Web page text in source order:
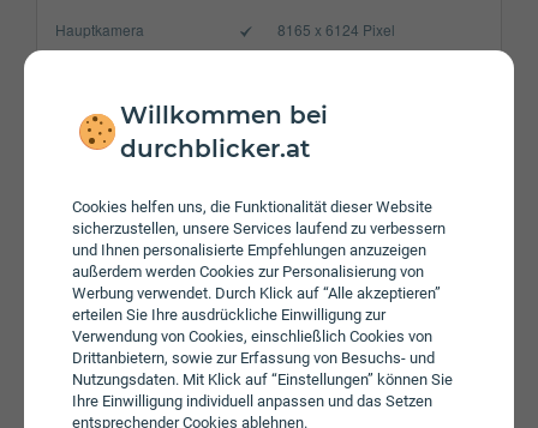
Willkommen bei
durchblicker.at
Cookies helfen uns, die Funktionalität dieser Website
sicherzustellen, unsere Services laufend zu verbessern
und Ihnen personalisierte Empfehlungen anzuzeigen
außerdem werden Cookies zur Personalisierung von
Werbung verwendet. Durch Klick auf “Alle akzeptieren”
erteilen Sie Ihre ausdrückliche Einwilligung zur
Verwendung von Cookies, einschließlich Cookies von
Drittanbietern, sowie zur Erfassung von Besuchs- und
Nutzungsdaten. Mit Klick auf “Einstellungen” können Sie
Ihre Einwilligung individuell anpassen und das Setzen
entsprechender Cookies ablehnen.
Hauptkamera
8165 x 6124 Pixel
5.3
NFC
Gerät
Akku
4575 mAh
Speicherkarte
Betriebssystem
Android 14.0
Prozessor
Octa-Core